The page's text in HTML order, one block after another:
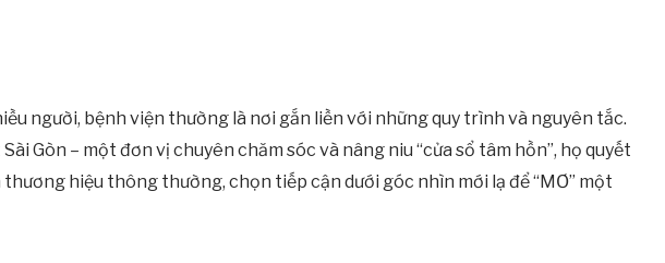
người, bệnh viện thường là nơi gắn liền với những quy trình và nguyên tắc.
Gòn – một đơn vị chuyên chăm sóc và nâng niu “cửa sổ tâm hồn”, họ quyết
hiệu thông thường, chọn tiếp cận dưới góc nhìn mới lạ để “MƠ” một